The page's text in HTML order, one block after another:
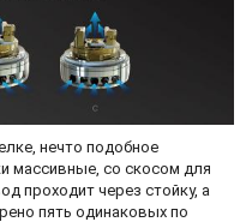
нечто подобное
массивные, со скосом для
проходит через стойку, а
пять одинаковых по